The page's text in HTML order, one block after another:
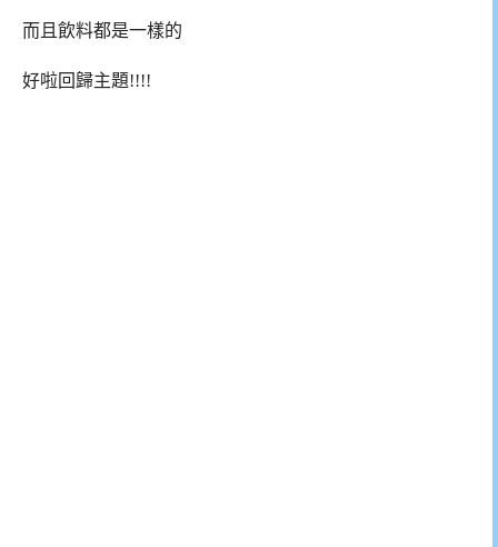
而且飲料都是一樣的
好啦回歸主題!!!!